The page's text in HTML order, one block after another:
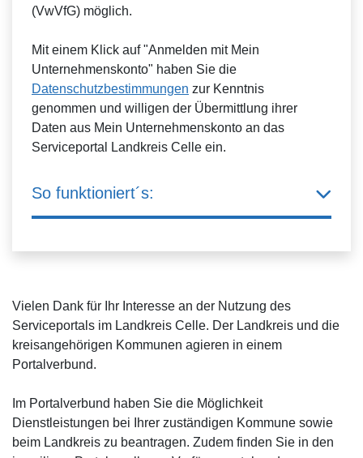
(VwVfG) möglich.
Mit einem Klick auf "Anmelden mit Mein
Unternehmenskonto" haben Sie die
Datenschutzbestimmungen zur Kenntnis
genommen und willigen der Übermittlung ihrer
Daten aus Mein Unternehmenskonto an das
Serviceportal Landkreis Celle ein.
So funktioniert´s:
Vielen Dank für Ihr Interesse an der Nutzung des
Serviceportals im Landkreis Celle. Der Landkreis und die
kreisangehörigen Kommunen agieren in einem
Portalverbund.
Im Portalverbund haben Sie die Möglichkeit
Dienstleistungen bei Ihrer zuständigen Kommune sowie
beim Landkreis zu beantragen. Zudem finden Sie in den